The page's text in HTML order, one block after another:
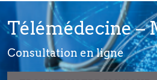
Télémédecine –
Consultation en ligne